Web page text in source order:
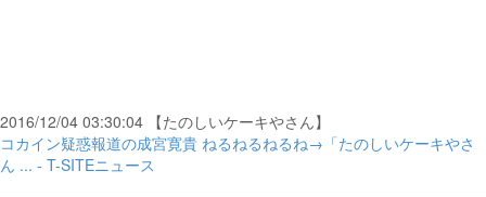
2016/12/04 03:30:04 【たのしいケーキやさん】
コカイン疑惑報道の成宮寛貴 ねるねるねるね→「たのしいケーキやさ
ん ... - T-SITEニュース